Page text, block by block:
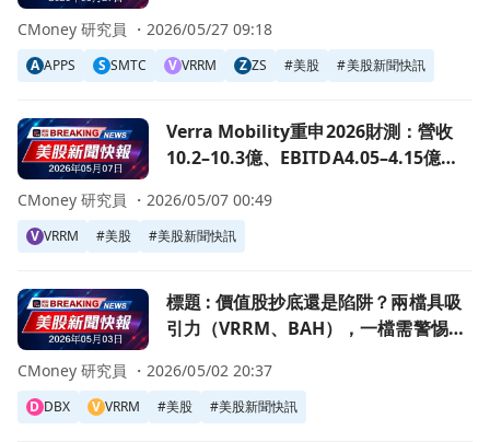
A APPS S SMTC V VRRM Z ZS #美股 #美股新聞快訊
CMoney 研究員 ・ 2026/05/27 09:18
前往Verra Mobility重申2026財測：營收10.2–10.3億、
Verra Mobility重申2026財測：營收
10.2–10.3億、EBITDA4.05–4.15億，
V VRRM #美股 #美股新聞快訊
CMoney 研究員 ・ 2026/05/07 00:49
前往標題 : 價值股抄底還是陷阱？兩檔具吸引力（VRRM、
標題 : 價值股抄底還是陷阱？兩檔具吸
引力（VRRM、BAH），一檔需警惕
D DBX V VRRM #美股 #美股新聞快訊
CMoney 研究員 ・ 2026/05/02 20:37